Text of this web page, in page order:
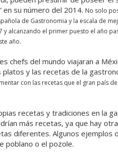
en su número del 2014. No solo
de Gastronomia y la escala de
y alcanzando el primer puesto el año
año.
chefs del mundo viajaran a
y las recetas de la
con las recetas que el gran país
recetas y tradiciones en la
más recetas, ya que hay
diferentes. Algunos ejemplos
poblano o el pozole.